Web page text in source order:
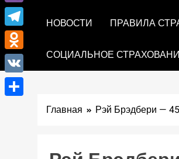
НОВОСТИ ПРАВИЛА
СОЦИАЛЬНОЕ
Главная Рэй Брэдбери —
Viber
Telegram
Odnoklassniki
VK
Отправить